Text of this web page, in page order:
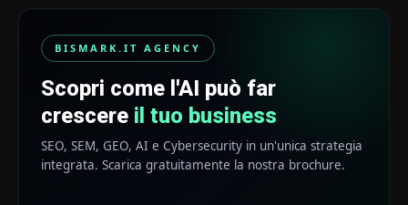
BISMARK.IT AGENCY
Scopri come l'AI può far
crescere il tuo business
SEO, SEM, GEO, AI e Cybersecurity in un'unica strategia
integrata. Scarica gratuitamente la nostra brochure.